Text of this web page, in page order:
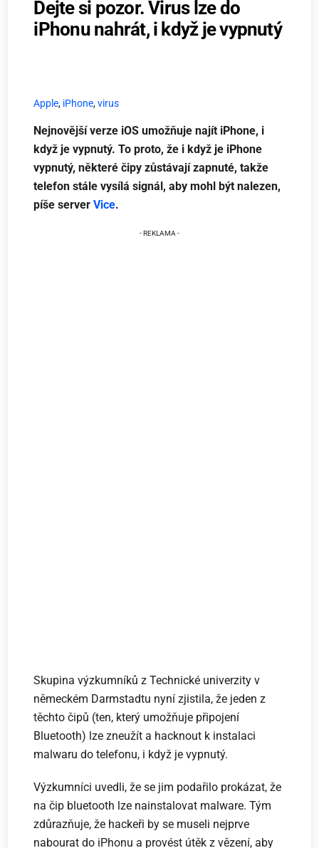
Dejte si pozor. Virus lze do
iPhonu nahrát, i když je vypnutý
Apple, iPhone,virus
Nejnovější verze iOS umožňuje najít iPhone, i
když je vypnutý. To proto, že i když je iPhone
vypnutý, některé čipy zůstávají zapnuté, takže
telefon stále vysílá signál, aby mohl být nalezen,
píše serverVice.
Skupina výzkumníků z Technické univerzity v
německém Darmstadtu nyní zjistila, že jeden z
těchto čipů (ten, který umožňuje připojení
Bluetooth) lze zneužít a hacknout k instalaci
malwaru do telefonu, i když je vypnutý.
Výzkumníci uvedli, že se jim podařilo prokázat, že
na čip bluetooth lze nainstalovat malware. Tým
zdůrazňuje, že hackeři by se museli nejprve
nabourat do iPhonu a provést útěk z vězení, aby